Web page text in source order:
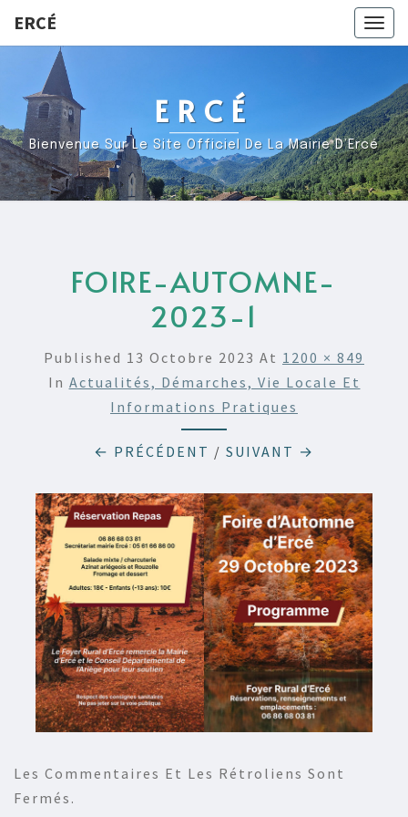
ERCÉ
ERCÉ
Bienvenue Sur Le Site Officiel De La Mairie D’Ercé
FOIRE-AUTOMNE-
2023-1
Published 13 Octobre 2023 At 1200 × 849
In Actualités, Démarches, Vie Locale Et
Informations Pratiques
← PRÉCÉDENT / SUIVANT →
Les Commentaires Et Les Rétroliens Sont
Fermés.